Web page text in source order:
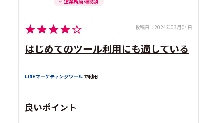
投稿日： 2024年03月04日
はじめてのツール利用にも適している
LINEマーケティングツールで利用
良いポイント